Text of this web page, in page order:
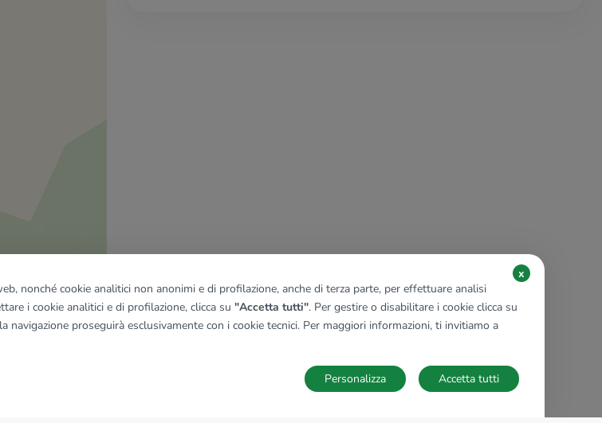
nonché cookie analitici non anonimi e di profilazione, anche di terza parte, per effettuare analisi
i cookie analitici e di profilazione, clicca su "Accetta tutti". Per gestire o disabilitare i cookie clicca su
navigazione proseguirà esclusivamente con i cookie tecnici. Per maggiori informazioni, ti invitiamo a
x
Accetta tutti
Personalizza